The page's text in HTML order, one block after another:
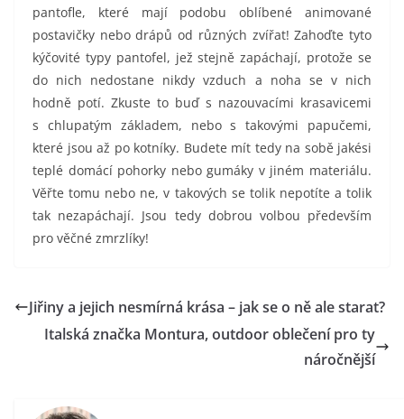
pantofle, které mají podobu oblíbené animované
postavičky nebo drápů od různých zvířat! Zahoďte tyto
kýčovité typy pantofel, jež stejně zapáchají, protože se
do nich nedostane nikdy vzduch a noha se v nich
hodně potí. Zkuste to buď s nazouvacími krasavicemi
s chlupatým základem, nebo s takovými papučemi,
které jsou až po kotníky. Budete mít tedy na sobě jakési
teplé domácí pohorky nebo gumáky v jiném materiálu.
Věřte tomu nebo ne, v takových se tolik nepotíte a tolik
tak nezapáchají. Jsou tedy dobrou volbou především
pro věčné zmrzlíky!
Jiřiny a jejich nesmírná krása – jak se o ně ale starat?
Italská značka Montura, outdoor oblečení pro ty
náročnější